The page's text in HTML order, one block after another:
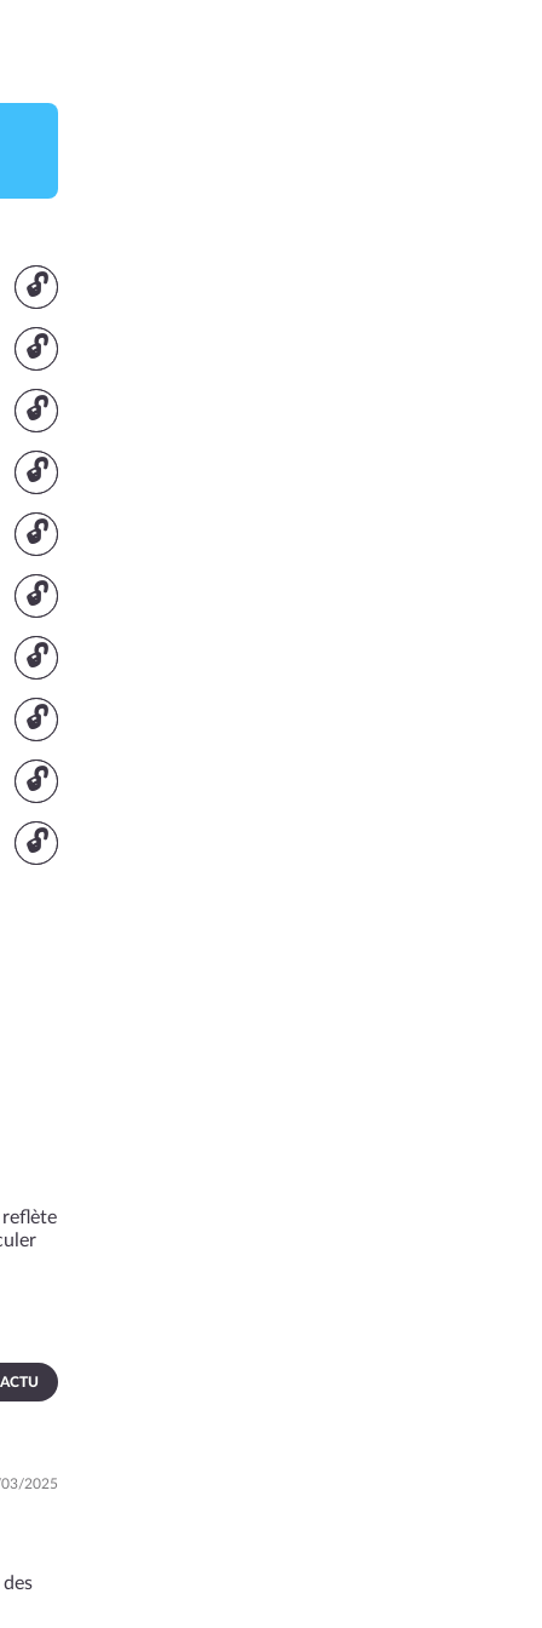
🔓
🔓
🔓
🔓
🔓
🔓
🔓
🔓
🔓
🔓
2025